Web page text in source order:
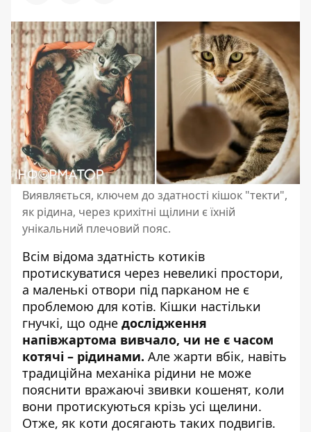
Виявляється, ключем до здатності кішок "текти",
як рідина, через крихітні щілини є їхній
унікальний плечовий пояс.
Всім відома здатність котиків
протискуватися через невеликі простори,
а маленькі отвори під парканом не є
проблемою для котів. Кішки настільки
гнучкі, що одне дослідження
напівжартома вивчало, чи не є часом
котячі – рідинами. Але жарти вбік, навіть
традиційна механіка рідини не може
пояснити вражаючі звивки кошенят, коли
вони протискуються крізь усі щелини.
Отже, як коти досягають таких подвигів.